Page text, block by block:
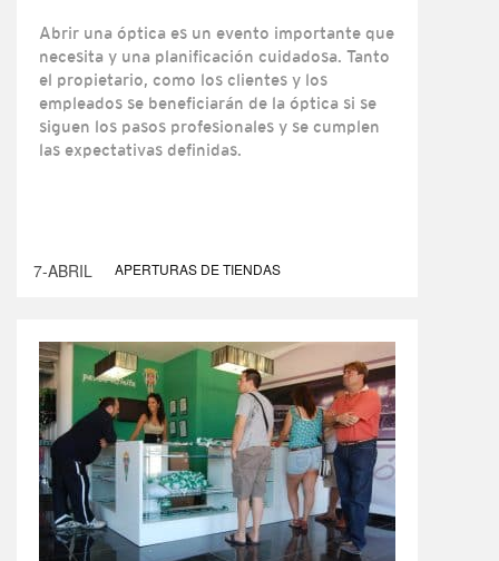
Abrir una óptica es un evento importante que
necesita y una planificación cuidadosa. Tanto
el propietario, como los clientes y los
empleados se beneficiarán de la óptica si se
siguen los pasos profesionales y se cumplen
las expectativas definidas.
7-ABRIL APERTURAS DE TIENDAS